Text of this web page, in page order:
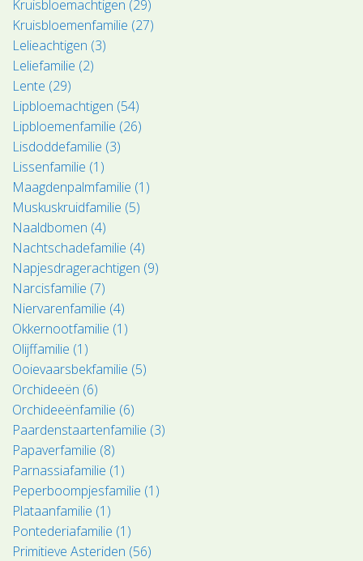
Kruisbloemachtigen (29)
Kruisbloemenfamilie (27)
Lelieachtigen (3)
Leliefamilie (2)
Lente (29)
Lipbloemachtigen (54)
Lipbloemenfamilie (26)
Lisdoddefamilie (3)
Lissenfamilie (1)
Maagdenpalmfamilie (1)
Muskuskruidfamilie (5)
Naaldbomen (4)
Nachtschadefamilie (4)
Napjesdragerachtigen (9)
Narcisfamilie (7)
Niervarenfamilie (4)
Okkernootfamilie (1)
Olijffamilie (1)
Ooievaarsbekfamilie (5)
Orchideeën (6)
Orchideeënfamilie (6)
Paardenstaartenfamilie (3)
Papaverfamilie (8)
Parnassiafamilie (1)
Peperboompjesfamilie (1)
Plataanfamilie (1)
Pontederiafamilie (1)
Primitieve Asteriden (56)